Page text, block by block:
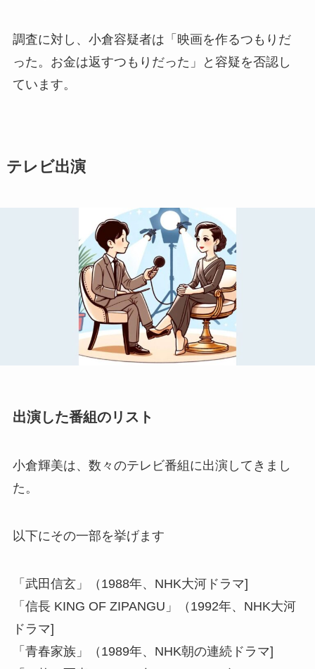
調査に対し、小倉容疑者は「映画を作るつもりだ
った。お金は返すつもりだった」と容疑を否認し
ています。
テレビ出演
出演した番組のリスト
小倉輝美は、数々のテレビ番組に出演してきまし
た。
以下にその一部を挙げます
「武田信玄」（1988年、NHK大河ドラマ]
「信長 KING OF ZIPANGU」（1992年、NHK大河
ドラマ]
「青春家族」（1989年、NHK朝の連続ドラマ]